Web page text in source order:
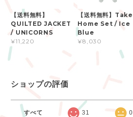
【送料無料】
QUILTED JACKET
/ UNICORNS
¥11,220
【送料無料】Take
Home Set / Ice
Blue
¥8,030
ショップの評価
すべて 31 0